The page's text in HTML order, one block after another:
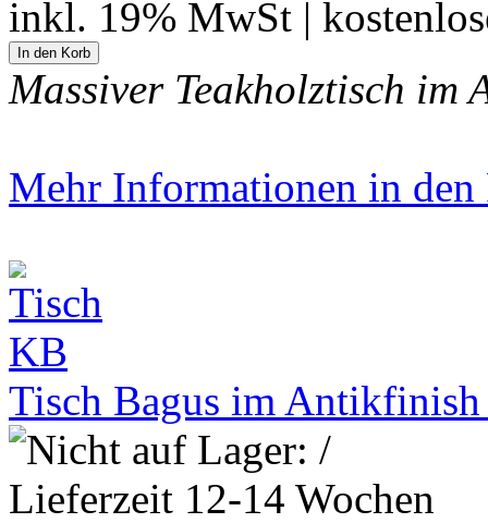
inkl. 19% MwSt |
Massiver Teakholztisch im
Mehr Informationen in den
Tisch Bagus im